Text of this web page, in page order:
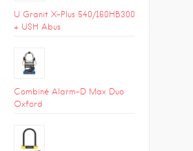
U Granit X-Plus 540/160HB300
+ USH Abus
Combiné Alarm-D Max Duo
Oxford